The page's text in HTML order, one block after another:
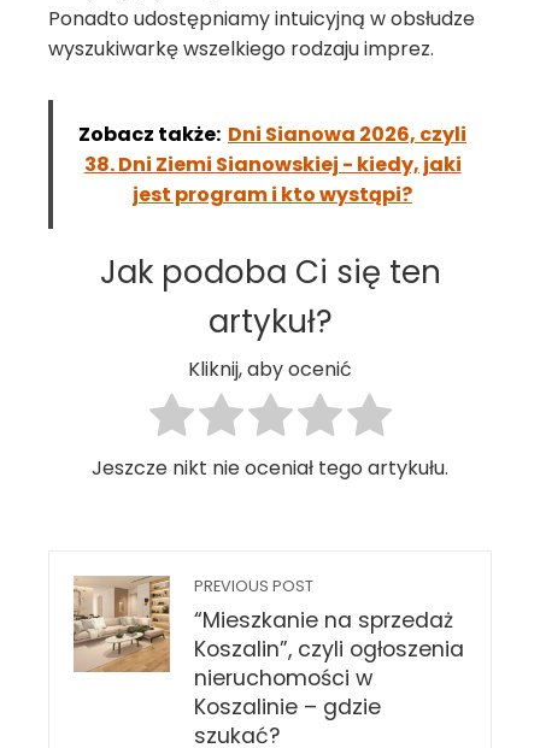
Ponadto udostępniamy intuicyjną w obsłudze
wyszukiwarkę wszelkiego rodzaju imprez.
Zobacz także: Dni Sianowa 2026, czyli
38. Dni Ziemi Sianowskiej - kiedy, jaki
jest program i kto wystąpi?
Jak podoba Ci się ten
artykuł?
Kliknij, aby ocenić
Jeszcze nikt nie oceniał tego artykułu.
PREVIOUS POST
“Mieszkanie na sprzedaż
Koszalin”, czyli ogłoszenia
nieruchomości w
Koszalinie – gdzie
szukać?